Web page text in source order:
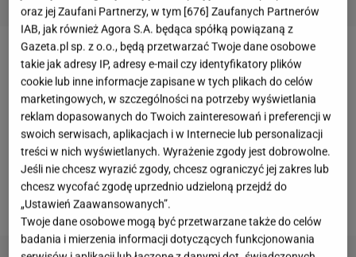
Zrzucenie pięciu kilogramów w miesiąc jest
możliwe! Wystarczy wprowadzić w życie pewne
zmiany. W odchudzaniu pomogą treningi i dobrze
ustawiona dieta. Szukając odpowiedniego sposobu,
zapomnijmy o "magicznych dietach", które często
nie przynoszą efektów, a zazwyczaj są niezdrowe i
szkodliwe dla zdrowia.
oraz jej Zaufani Partnerzy, w tym [676] Zaufanych Partnerów
IAB, jak również Agora S.A. będąca spółką powiązaną z
Gazeta.pl sp. z o.o., będą przetwarzać Twoje dane osobowe
takie jak adresy IP, adresy e-mail czy identyfikatory plików
cookie lub inne informacje zapisane w tych plikach do celów
marketingowych, w szczególności na potrzeby wyświetlania
reklam dopasowanych do Twoich zainteresowań i preferencji w
swoich serwisach, aplikacjach i w Internecie lub personalizacji
treści w nich wyświetlanych. Wyrażenie zgody jest dobrowolne.
Jeśli nie chcesz wyrazić zgody, chcesz ograniczyć jej zakres lub
chcesz wycofać zgodę uprzednio udzieloną przejdź do
„Ustawień Zaawansowanych”.
Twoje dane osobowe mogą być przetwarzane także do celów
badania i mierzenia informacji dotyczących funkcjonowania